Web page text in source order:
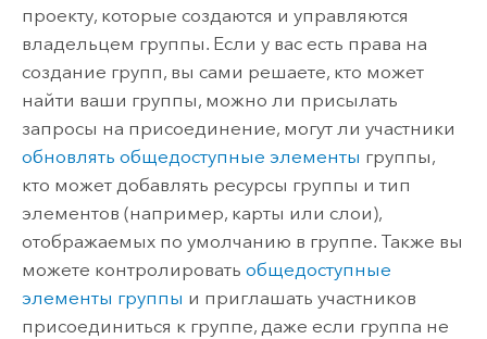
проекту, которые создаются и управляются
владельцем группы. Если у вас есть права на
создание групп, вы сами решаете, кто может
найти ваши группы, можно ли присылать
запросы на присоединение, могут ли участники
обновлять общедоступные элементы группы,
кто может добавлять ресурсы группы и тип
элементов (например, карты или слои),
отображаемых по умолчанию в группе. Также вы
можете контролировать общедоступные
элементы группы и приглашать участников
присоединиться к группе, даже если группа не